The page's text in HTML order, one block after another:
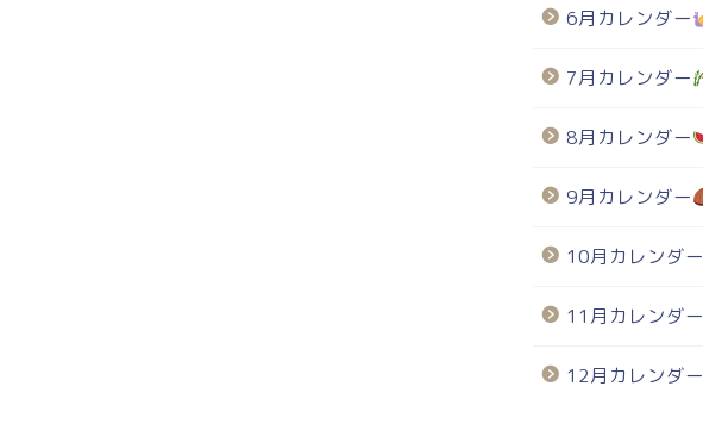
6月カレンダー
7月カレンダー
8月カレンダー
9月カレンダー
10月カレンダー
11月カレンダー
12月カレンダー